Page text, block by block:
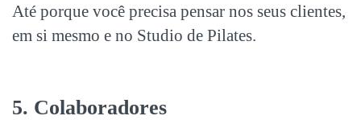
Até porque você precisa pensar nos seus clientes,
em si mesmo e no Studio de Pilates.
5. Colaboradores